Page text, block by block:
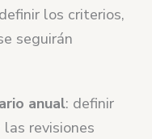
los criterios,
seguirán
anual: definir
revisiones